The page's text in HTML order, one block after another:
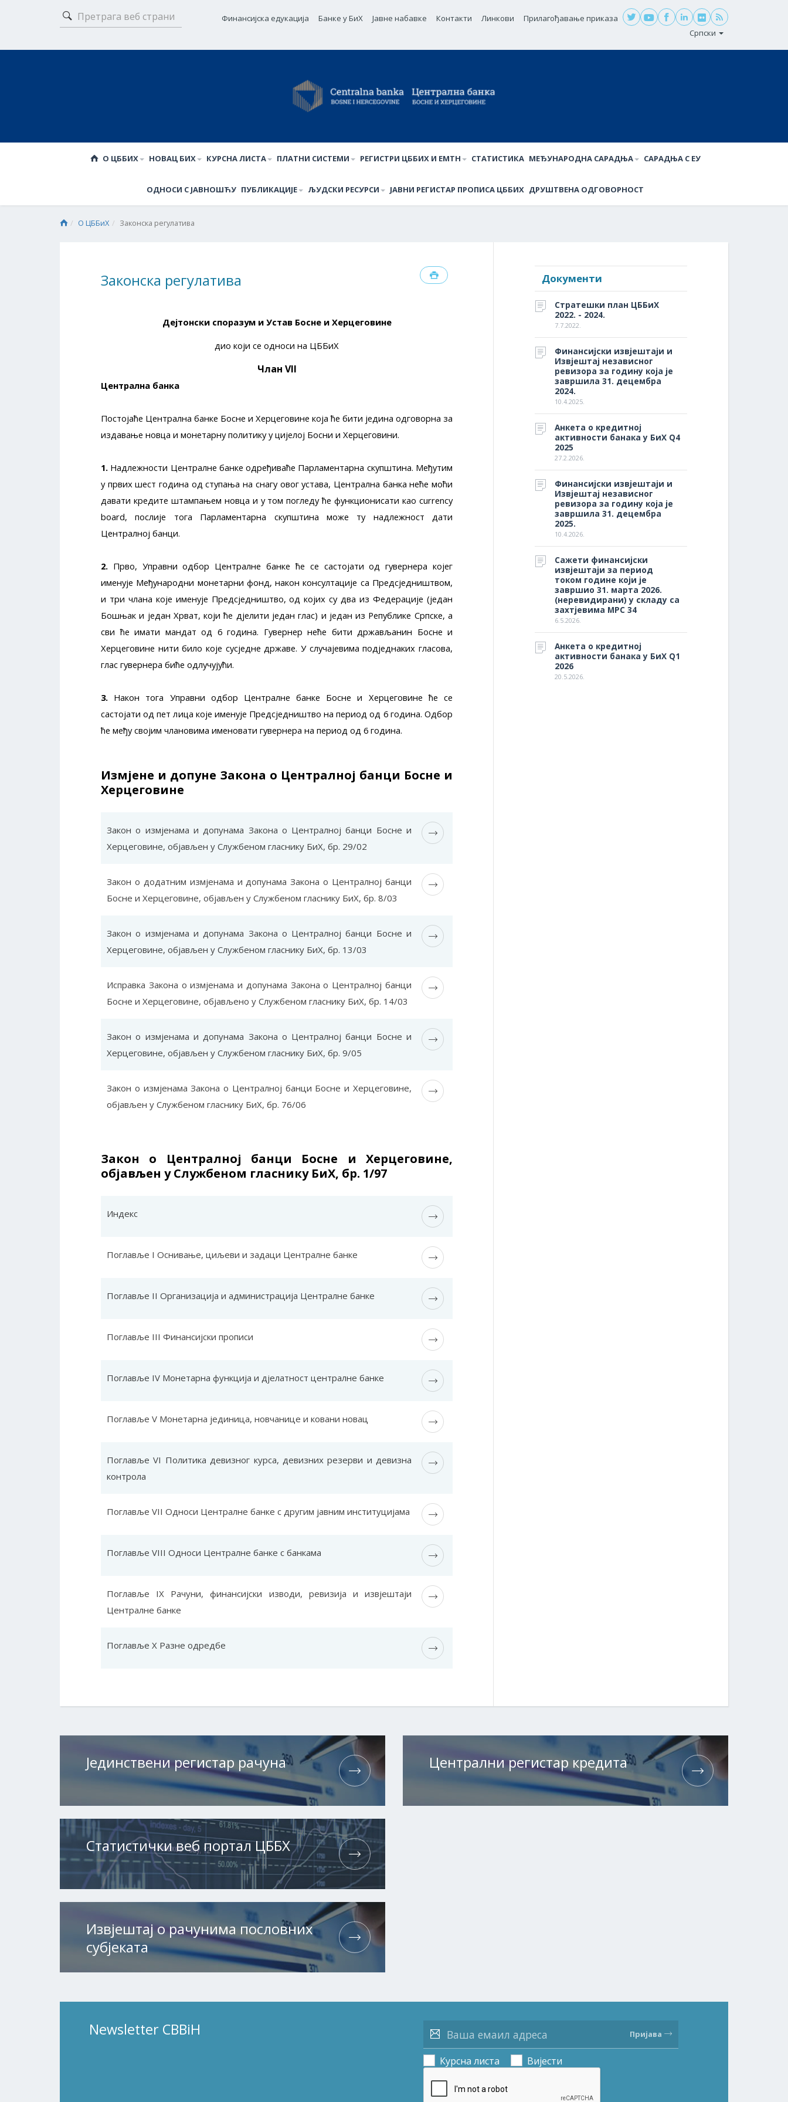
Финансијска едукација Банке у БиХ Јавне набавке Контакти Линкови
Прилагођавање приказа
Српски
О ЦББИХ НОВАЦ БИХ КУРСНА ЛИСТА ПЛАТНИ СИСТЕМИ РЕГИСТРИ ЦББИХ И ЕМТН СТАТИСТИКА МЕЂУНАРОДНА САРАДЊА САРАДЊА С ЕУ
ОДНОСИ С ЈАВНОШЋУ ПУБЛИКАЦИЈЕ ЉУДСКИ РЕСУРСИ ЈАВНИ РЕГИСТАР ПРОПИСА ЦББИХ ДРУШТВЕНА ОДГОВОРНОСТ
О ЦББиХ Законска регулатива
Законска регулатива
Дејтонски споразум и Устав Босне и Херцеговине
дио који се односи на ЦББиХ
Члан VII
Централна банка
Постојаће Централна банке Босне и Херцеговине која ће бити једина одговорна за
издавање новца и монетарну политику у цијелој Босни и Херцеговини.
1. Надлежности Централне банке одређиваће Парламентарна скупштина. Међутим
у првих шест година од ступања на снагу овог устава, Централна банка неће моћи
давати кредите штампањем новца и у том погледу ће функционисати као currency
board, послије тога Парламентарна скупштина може ту надлежност дати
Централној банци.
2. Прво, Управни одбор Централне банке ће се састојати од гувернера којег
именује Међународни монетарни фонд, након консултације са Предсједништвом,
и три члана које именује Предсједништво, од којих су два из Федерације (један
Бошњак и један Хрват, који ће дјелити један глас) и један из Републике Српске, а
сви ће имати мандат од 6 година. Гувернер неће бити држављанин Босне и
Херцеговине нити било које сусједне државе. У случајевима подједнаких гласова,
глас гувернера биће одлучујући.
3. Након тога Управни одбор Централне банке Босне и Херцеговине ће се
састојати од пет лица које именује Предсједништво на период од 6 година. Одбор
ће међу својим члановима именовати гувернера на период од 6 година.
Измјене и допуне Закона о Централној банци Босне и
Херцеговине
Закон о измјенама и допунама Закона о Централној банци Босне и
Херцеговине, објављен у Службеном гласнику БиХ, бр. 29/02
Закон о додатним измјенама и допунама Закона о Централној банци
Босне и Херцеговине, објављен у Службеном гласнику БиХ, бр. 8/03
Закон о измјенама и допунама Закона о Централној банци Босне и
Херцеговине, објављен у Службеном гласнику БиХ, бр. 13/03
Исправка Закона о измјенама и допунама Закона о Централној банци
Босне и Херцеговине, објављено у Службеном гласнику БиХ, бр. 14/03
Закон о измјенама и допунама Закона о Централној банци Босне и
Херцеговине, објављен у Службеном гласнику БиХ, бр. 9/05
Закон о измјенама Закона о Централној банци Босне и Херцеговине,
објављен у Службеном гласнику БиХ, бр. 76/06
Закон о Централној банци Босне и Херцеговине,
објављен у Службеном гласнику БиХ, бр. 1/97
Индекс
Поглавље I Оснивање, циљеви и задаци Централне банке
Поглавље II Организација и администрација Централне банке
Поглавље III Финансијски прописи
Поглавље IV Монетарна функција и дјелатност централне банке
Поглавље V Монетарна јединица, новчанице и ковани новац
Поглавље VI Политика девизног курса, девизних резерви и девизна
контрола
Поглавље VII Односи Централне банке с другим јавним институцијамa
Поглавље VIII Односи Централне банке с банкама
Поглавље IX Рачуни, финансијски изводи, ревизија и извјештаји
Централне банке
Поглавље X Разне одредбе
Документи
Стратешки план ЦББиХ
2022. - 2024.
7.7.2022.
Финансијски извјештаји и
Извјештај независног
ревизора за годину која је
завршила 31. децембра
2024.
10.4.2025.
Анкета о кредитној
активности банака у БиХ Q4
2025
27.2.2026.
Финансијски извјештаји и
Извјештај независног
ревизора за годину која је
завршила 31. децембра
2025.
10.4.2026.
Сажети финансијски
извјештаји за период
током године који је
завршио 31. марта 2026.
(неревидирани) у складу са
захтјевима МРС 34
6.5.2026.
Анкета о кредитној
активности банака у БиХ Q1
2026
20.5.2026.
Јединствени регистар рачуна Централни регистар кредита
Статистички веб портал ЦББХ
Извјештај о рачунима пословних
субјеката
Newsletter CBBiH Пријава
Курсна листа Вијести